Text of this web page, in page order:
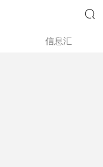

信息汇